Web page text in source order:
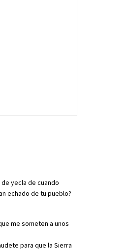
yecla de cuando
echado de tu pueblo?
me someten a unos
para que la Sierra